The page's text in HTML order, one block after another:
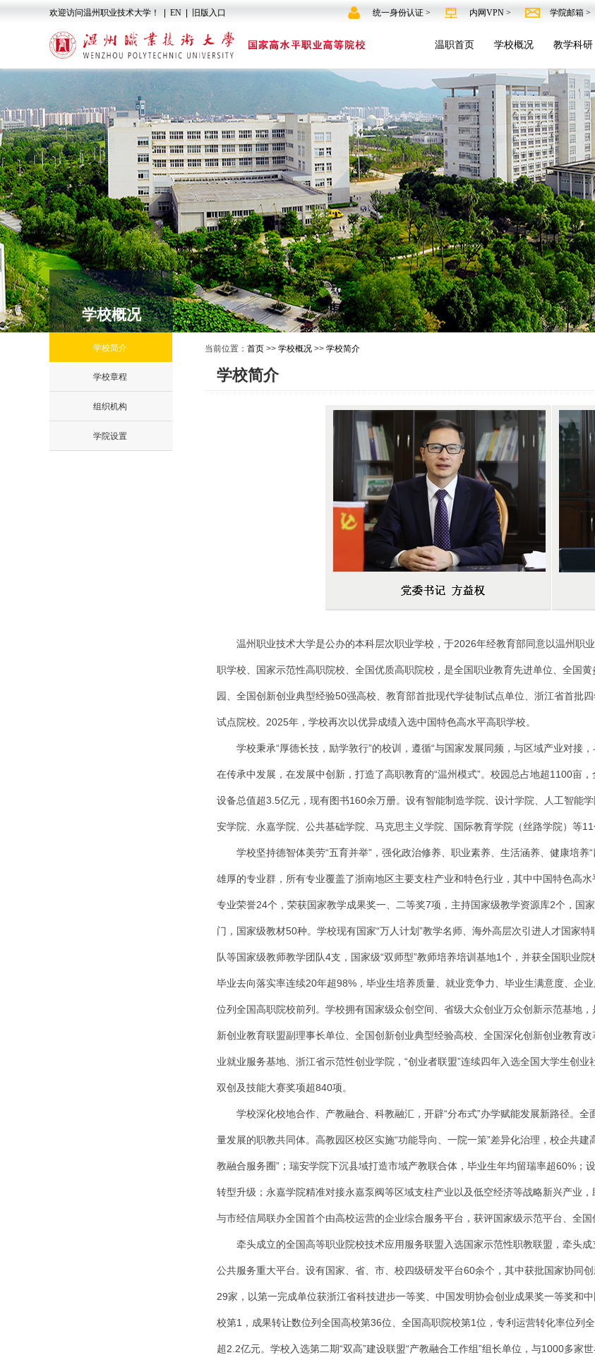
欢迎访问温州职业技术大学！ EN 旧版入口 统一身份认证 > 内网VPN > 学院邮箱 >
温职首页 学校概况 教学科研
学校概况
学校简介
学校章程
组织机构
学院设置
当前位置： 首页 >> 学校概况 >> 学校简介
学校简介
温州职业技术大学是公办的本科层次职业学校，于2026年经教育部同意以温州职
职学校、国家示范性高职院校、全国优质高职院校，是全国职业教育先进单位、全国
园、全国创新创业典型经验50强高校、教育部首批现代学徒制试点单位、浙江省首批
试点院校。2025年，学校再次以优异成绩入选中国特色高水平高职学校。
学校秉承“厚德长技，励学敦行”的校训，遵循“与国家发展同频，与区域产业对接
在传承中发展，在发展中创新，打造了高职教育的“温州模式”。校园总占地超1100亩
设备总值超3.5亿元，现有图书160余万册。设有智能制造学院、设计学院、人工智能
安学院、永嘉学院、公共基础学院、马克思主义学院、国际教育学院（丝路学院）等11
学校坚持德智体美劳“五育并举”，强化政治修养、职业素养、生活涵养、健康培
雄厚的专业群，所有专业覆盖了浙南地区主要支柱产业和特色行业，其中中国特色高
专业荣誉24个，荣获国家教学成果奖一、二等奖7项，主持国家级教学资源库2个，国
门，国家级教材50种。学校现有国家“万人计划”教学名师、海外高层次引进人才国家
队等国家级教师教学团队4支，国家级“双师型”教师培养培训基地1个，并获全国职业
毕业去向落实率连续20年超98%，毕业生培养质量、就业竞争力、毕业生满意度、企
位列全国高职院校前列。学校拥有国家级众创空间、省级大众创业万众创新示范基地
新创业教育联盟副理事长单位、全国创新创业典型经验高校、全国深化创新创业教育
业就业服务基地、浙江省示范性创业学院，“创业者联盟”连续四年入选全国大学生创
双创及技能大赛奖项超840项。
学校深化校地合作、产教融合、科教融汇，开辟“分布式”办学赋能发展新路径。
量发展的职教共同体。高教园区校区实施“功能导向、一院一策”差异化治理，校企共
教融合服务圈”；瑞安学院下沉县域打造市域产教联合体，毕业生年均留瑞率超60%
转型升级；永嘉学院精准对接永嘉泵阀等区域支柱产业以及低空经济等战略新兴产业
与市经信局联办全国首个由高校运营的企业综合服务平台，获评国家级示范平台、全
牵头成立的全国高等职业院校技术应用服务联盟入选国家示范性职教联盟，牵头
公共服务重大平台。设有国家、省、市、校四级研发平台60余个，其中获批国家协同
29家，以第一完成单位获浙江省科技进步一等奖、中国发明协会创业成果奖一等奖和
校第1，成果转让数位列全国高校第36位、全国高职院校第1位，专利运营转化率位列
超2.2亿元。 学校入选第二期“双高”建设联盟“产教融合工作组”组长单位，与1000多